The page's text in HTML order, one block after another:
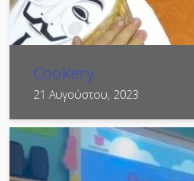
Cookery
21 Αυγούστου, 2023